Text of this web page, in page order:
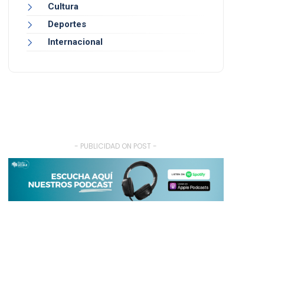
Cultura
Deportes
Internacional
- PUBLICIDAD ON POST -